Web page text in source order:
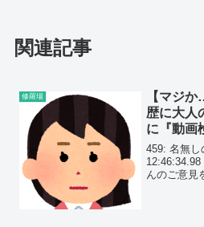
関連記事
修羅場
【マジ
歴に大人
に『動画
459: 名無し
んのご意見